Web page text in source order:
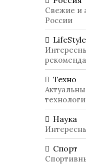
Свежие и
России
LifeStyle
Техно
Наука
Спорт